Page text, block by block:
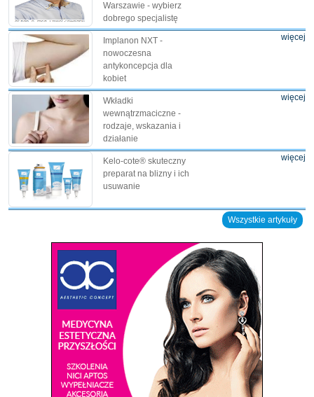
Warszawie - wybierz
dobrego specjalistę
Implanon NXT -
nowoczesna
antykoncepcja dla
kobiet
więcej
Wkładki
wewnątrzmaciczne -
rodzaje, wskazania i
działanie
więcej
Kelo-cote® skuteczny
preparat na blizny i ich
usuwanie
więcej
Wszystkie artykuły